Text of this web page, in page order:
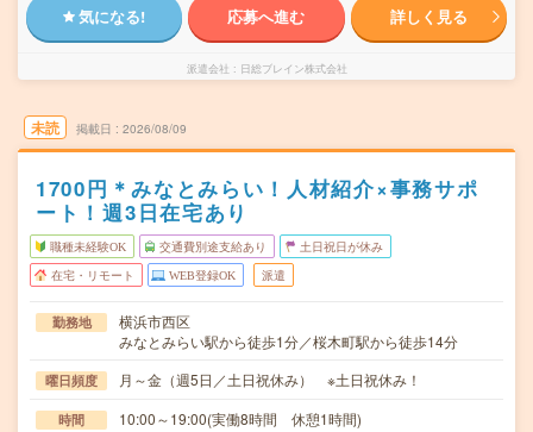
気になる! 応募へ進む 詳しく見る
派遣会社 日総ブレイン株式会社
未読 掲載日 2026/08/09
1700円＊みなとみらい！人材紹介×事務サポ
ート！週3日在宅あり
職種未経験OK 交通費別途支給あり 土日祝日が休み
在宅・リモート WEB登録OK 派遣
勤務地
横浜市西区
みなとみらい駅から徒歩1分／桜木町駅から徒歩14分
曜日頻度 月～金（週5日／土日祝休み） ※土日祝休み！
時間 10:00～19:00(実働8時間 休憩1時間)